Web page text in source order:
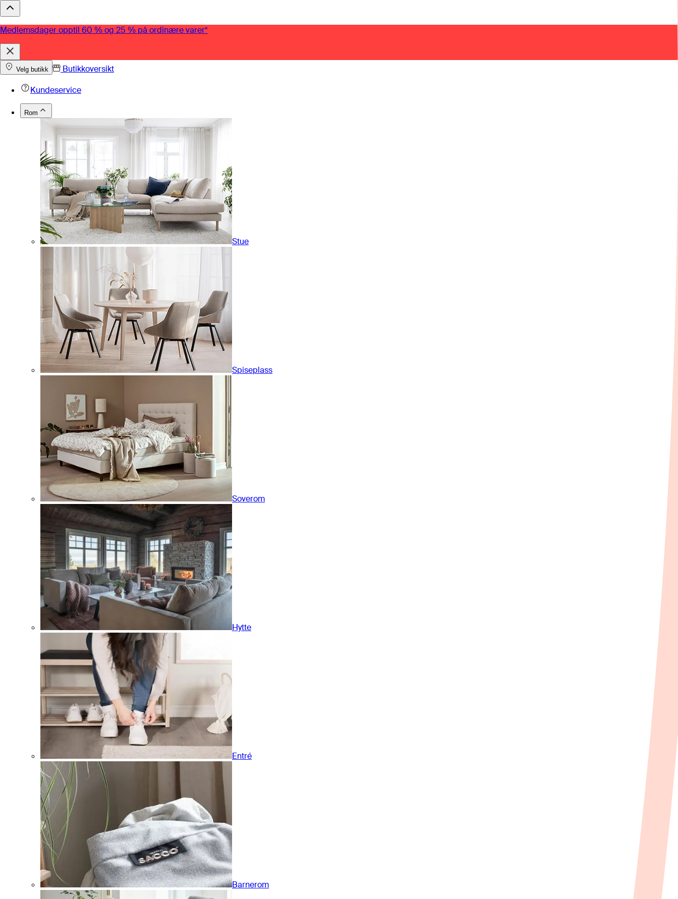
Medlemsdager opptil 60 % og 25 % på ordinære varer*
Velg butikk
Butikkoversikt
Kundeservice
Rom
Stue
Spiseplass
Soverom
Hytte
Entré
Barnerom